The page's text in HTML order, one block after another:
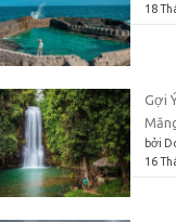
18
Gợi
bởi
16